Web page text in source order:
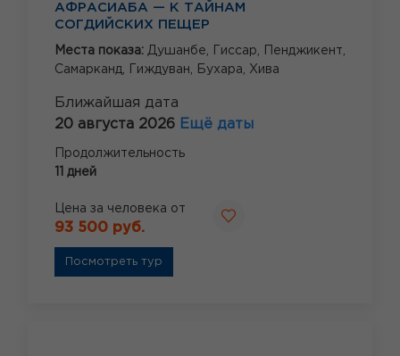
АФРАСИАБА — К ТАЙНАМ
СОГДИЙСКИХ ПЕЩЕР
Места показа: Душанбе, Гиссар,
Пенджикент,
Самарканд,
Гиждуван, Бухара, Хива
Ближайшая дата
20 августа 2026 Ещё даты
Продолжительность
11 дней
Цена за человека от
93 500 руб.
Посмотреть тур